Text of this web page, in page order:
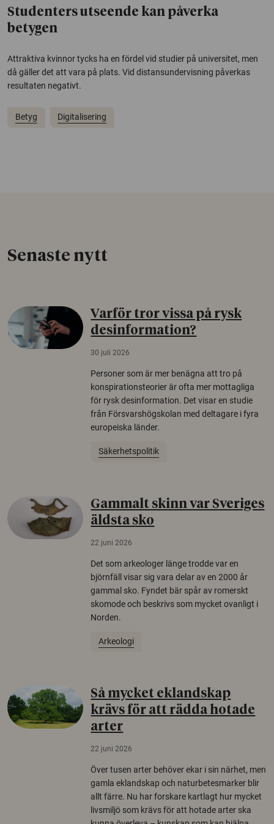
Studenters utseende kan påverka
betygen
Attraktiva kvinnor tycks ha en fördel vid studier på universitet, men
då gäller det att vara på plats. Vid distansundervisning påverkas
resultaten negativt.
Betyg Digitalisering
Senaste nytt
Varför tror vissa på rysk
desinformation?
30 juli 2026
Personer som är mer benägna att tro på
konspirationsteorier är ofta mer mottagliga
för rysk desinformation. Det visar en studie
från Försvarshögskolan med deltagare i fyra
europeiska länder.
Säkerhetspolitik
Gammalt skinn var Sveriges
äldsta sko
22 juni 2026
Det som arkeologer länge trodde var en
björnfäll visar sig vara delar av en 2000 år
gammal sko. Fyndet bär spår av romerskt
skomode och beskrivs som mycket ovanligt i
Norden.
Arkeologi
Så mycket eklandskap
krävs för att rädda hotade
arter
22 juni 2026
Över tusen arter behöver ekar i sin närhet, men
gamla eklandskap och naturbetesmarker blir
allt färre. Nu har forskare kartlagt hur mycket
livsmiljö som krävs för att hotade arter ska